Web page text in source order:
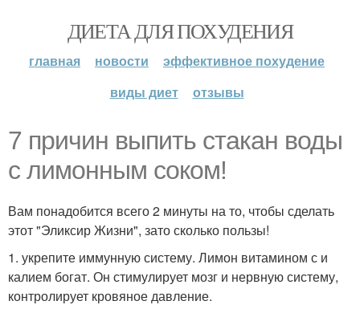
ДИЕТА ДЛЯ ПОХУДЕНИЯ
главная новости
эффективное похудение
виды диет
отзывы
7 причин выпить стакан воды
с лимонным соком!
Вам понадобится всего 2 минуты на то, чтобы сделать
этот "Эликсир Жизни", зато сколько пользы!
1. укрепите иммунную систему. Лимон витамином с и
калием богат. Он стимулирует мозг и нервную систему,
контролирует кровяное давление.